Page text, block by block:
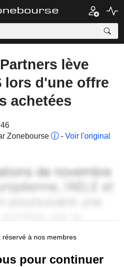
lève
lors d'une offre
achetées
Zonebourse
- Voir l'original
réservé à nos membres
pour continuer